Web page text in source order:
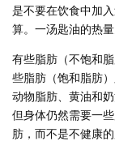
是不要在饮食中加
算。一汤匙油的热
有些脂肪（不饱和
些脂肪（饱和脂肪
动物脂肪、黄油和
但身体仍然需要一
肪，而不是不健康